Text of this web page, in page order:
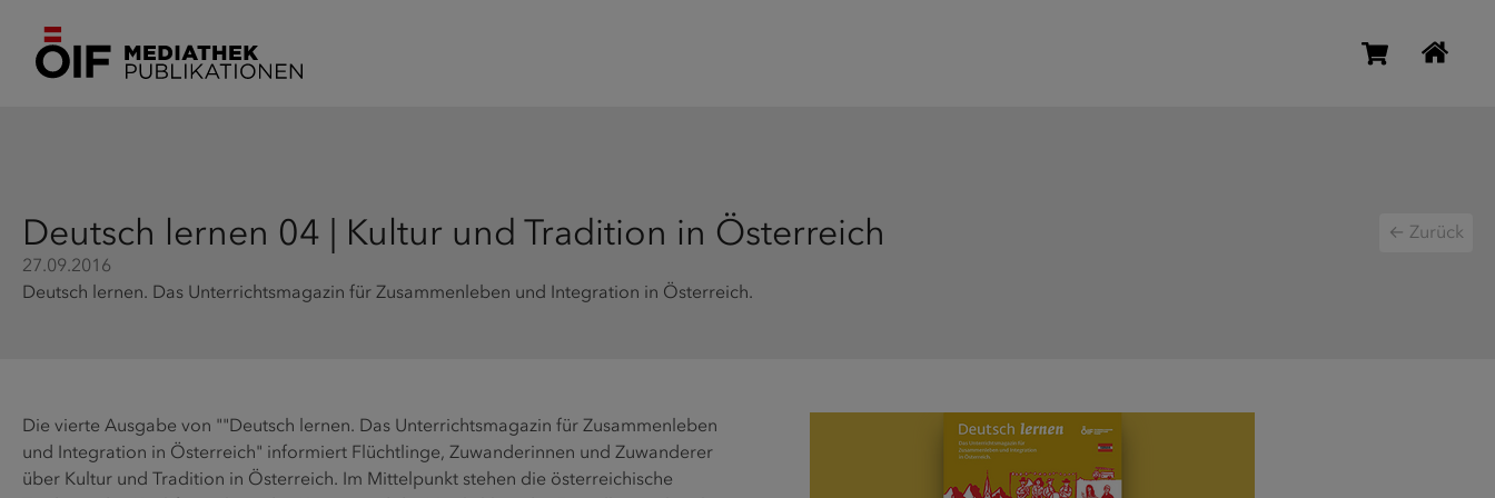
← Zurück
Deutsch lernen 04 | Kultur und Tradition in Österreich
27.09.2016
Deutsch lernen. Das Unterrichtsmagazin für Zusammenleben und Integration in Österreich.
Die vierte Ausgabe von ""Deutsch lernen. Das Unterrichtsmagazin für Zusammenleben
und Integration in Österreich" informiert Flüchtlinge, Zuwanderinnen und Zuwanderer
über Kultur und Tradition in Österreich. Im Mittelpunkt stehen die österreichische